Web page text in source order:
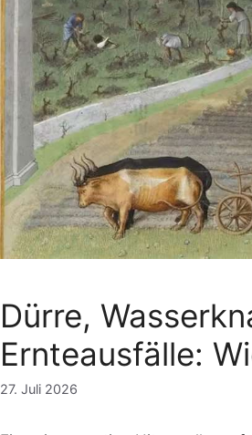
Dürre,
Ernteausfälle:
27. Juli 2026